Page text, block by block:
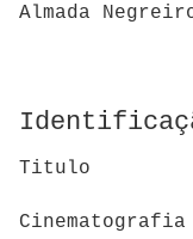
Almada
Titulo